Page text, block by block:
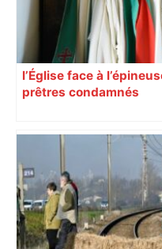
l’Église face à
prêtres condamnés